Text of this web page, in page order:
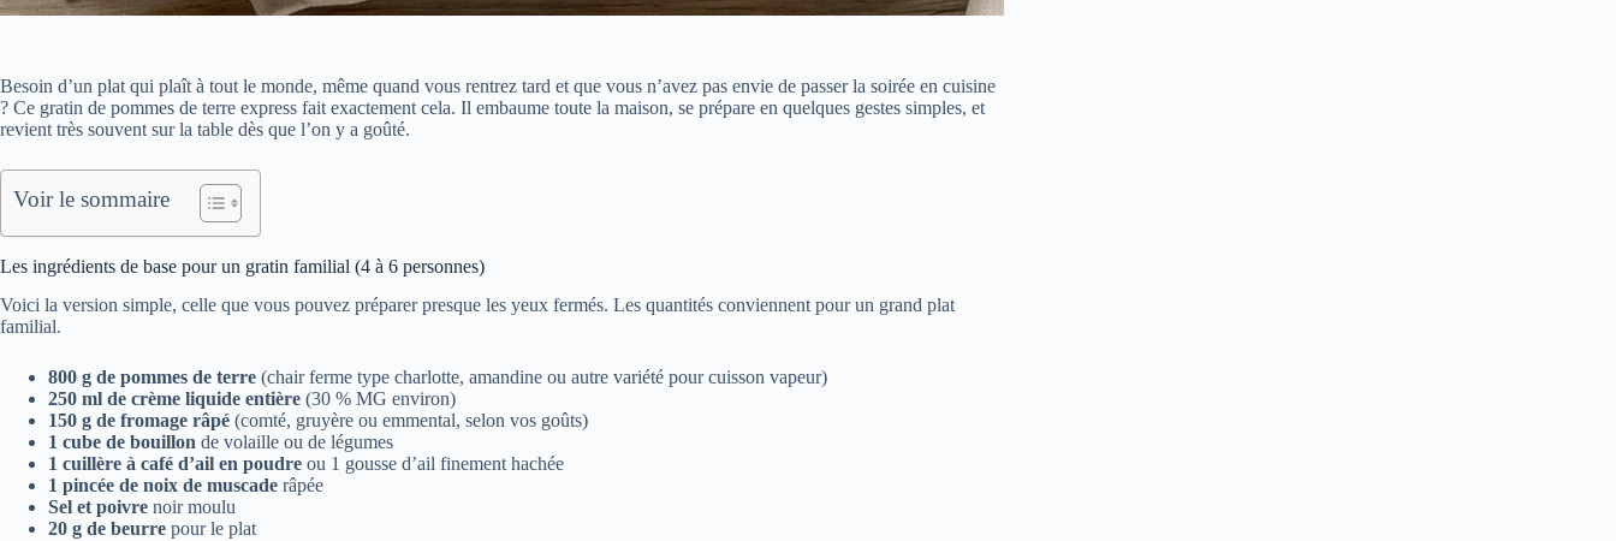
Besoin d’un plat qui plaît à tout le monde, même quand vous rentrez tard et que vous n’avez pas envie de passer la soirée en cuisine
? Ce gratin de pommes de terre express fait exactement cela. Il embaume toute la maison, se prépare en quelques gestes simples, et
revient très souvent sur la table dès que l’on y a goûté.
Voir le sommaire
Les ingrédients de base pour un gratin familial (4 à 6 personnes)
Voici la version simple, celle que vous pouvez préparer presque les yeux fermés. Les quantités conviennent pour un grand plat
familial.
800 g de pommes de terre (chair ferme type charlotte, amandine ou autre variété pour cuisson vapeur)
250 ml de crème liquide entière (30 % MG environ)
150 g de fromage râpé (comté, gruyère ou emmental, selon vos goûts)
1 cube de bouillon de volaille ou de légumes
1 cuillère à café d’ail en poudre ou 1 gousse d’ail finement hachée
1 pincée de noix de muscade râpée
Sel et poivre noir moulu
20 g de beurre pour le plat